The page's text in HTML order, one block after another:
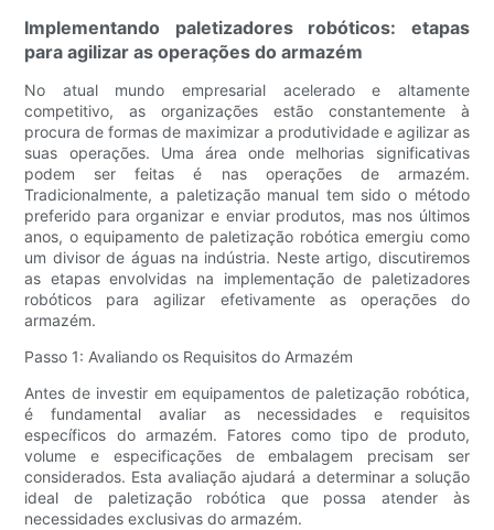
Implementando paletizadores robóticos: etapas
para agilizar as operações do armazém
No atual mundo empresarial acelerado e altamente
competitivo, as organizações estão constantemente à
procura de formas de maximizar a produtividade e agilizar as
suas operações. Uma área onde melhorias significativas
podem ser feitas é nas operações de armazém.
Tradicionalmente, a paletização manual tem sido o método
preferido para organizar e enviar produtos, mas nos últimos
anos, o equipamento de paletização robótica emergiu como
um divisor de águas na indústria. Neste artigo, discutiremos
as etapas envolvidas na implementação de paletizadores
robóticos para agilizar efetivamente as operações do
armazém.
Passo 1: Avaliando os Requisitos do Armazém
Antes de investir em equipamentos de paletização robótica,
é fundamental avaliar as necessidades e requisitos
específicos do armazém. Fatores como tipo de produto,
volume e especificações de embalagem precisam ser
considerados. Esta avaliação ajudará a determinar a solução
ideal de paletização robótica que possa atender às
necessidades exclusivas do armazém.